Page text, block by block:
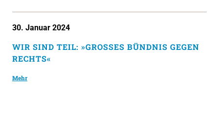
30. Januar 2024
WIR SIND TEIL: »GROSSES BÜNDNIS GEGEN R
ECHTS«
Mehr